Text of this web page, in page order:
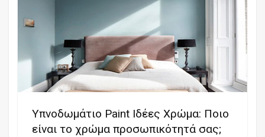
Υπνοδωμάτιο Paint Ιδέες Χρώμα: Ποιο
είναι το χρώμα προσωπικότητά σας;